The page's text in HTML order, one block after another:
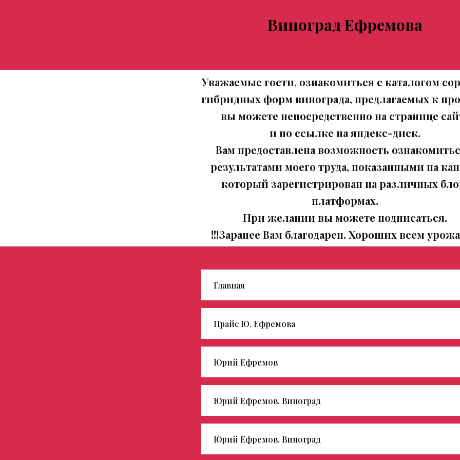
Виноград Ефремова
Уважаемые гости, ознакомиться с каталогом
гибридных форм винограда, предлагаемых к
вы можете непосредственно на странице
и по ссылке на яндекс-диск.
Вам предоставлена возможность
результатами моего труда, показанными на
который зарегистрирован на различных
платформах.
При желании вы можете подписаться.
!!!Заранее Вам благодарен. Хороших всем
Главная
Прайс Ю. Ефремова
Юрий Ефремов
Юрий Ефремов. Виноград
Юрий Ефремов. Виноград